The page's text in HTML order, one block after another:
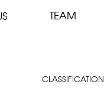
TEAM
CLASSIFICATION